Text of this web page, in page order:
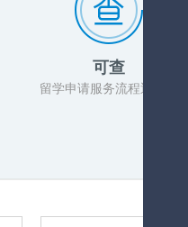
可查
留学申请服务流程透明化